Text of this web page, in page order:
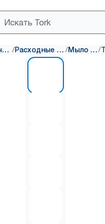
Мыло и антисептические средства / Расходные материалы / Мыло для рук/